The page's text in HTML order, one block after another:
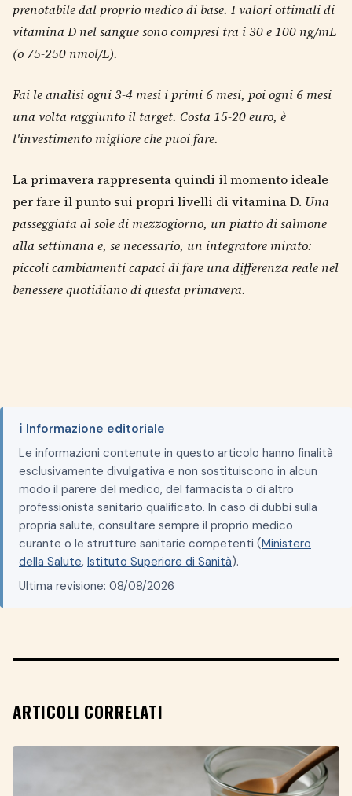
prenotabile dal proprio medico di base. I valori ottimali di
vitamina D nel sangue sono compresi tra i 30 e 100 ng/mL
(o 75-250 nmol/L).
Fai le analisi ogni 3-4 mesi i primi 6 mesi, poi ogni 6 mesi
una volta raggiunto il target. Costa 15-20 euro, è
l'investimento migliore che puoi fare.
La primavera rappresenta quindi il momento ideale
per fare il punto sui propri livelli di vitamina D. Una
passeggiata al sole di mezzogiorno, un piatto di salmone
alla settimana e, se necessario, un integratore mirato:
piccoli cambiamenti capaci di fare una differenza reale nel
benessere quotidiano di questa primavera.
ℹ️ Informazione editoriale
Le informazioni contenute in questo articolo hanno finalità
esclusivamente divulgativa e non sostituiscono in alcun
modo il parere del medico, del farmacista o di altro
professionista sanitario qualificato. In caso di dubbi sulla
propria salute, consultare sempre il proprio medico
curante o le strutture sanitarie competenti (Ministero
della Salute, Istituto Superiore di Sanità).
Ultima revisione: 08/08/2026
ARTICOLI CORRELATI